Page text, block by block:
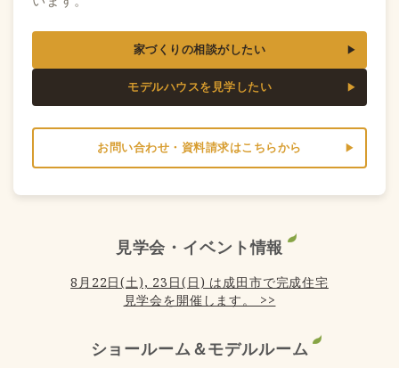
家づくりの相談がしたい
モデルハウスを見学したい
お問い合わせ・資料請求はこちらから
見学会・イベント情報
8月22日(土), 23日(日) は成田市で完成住宅
見学会を開催します。 >>
ショールーム＆モデルルーム